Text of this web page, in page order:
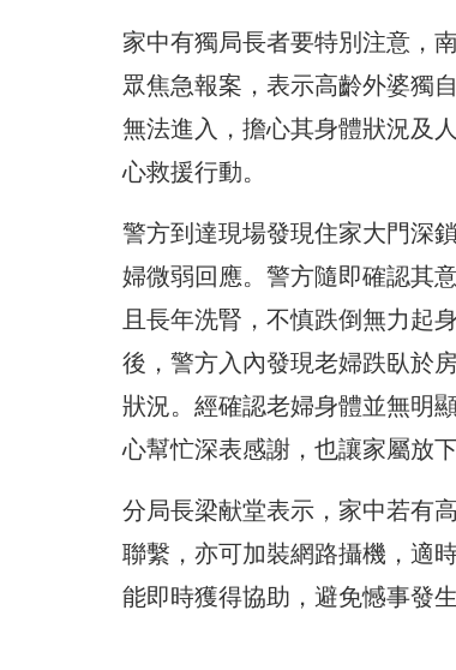
家中有獨局長者要特別注意，
眾焦急報案，表示高齡外婆獨
無法進入，擔心其身體狀況及
心救援行動。
警方到達現場發現住家大門深
婦微弱回應。警方隨即確認其
且長年洗腎，不慎跌倒無力起
後，警方入內發現老婦跌臥於
狀況。經確認老婦身體並無明
心幫忙深表感謝，也讓家屬放下
分局長梁献堂表示，家中若有
聯繫，亦可加裝網路攝機，適
能即時獲得協助，避免憾事發